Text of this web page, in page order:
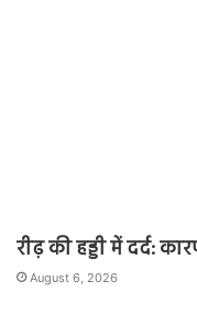
रीढ़ की हड्डी में दर्द:
August 6, 2026